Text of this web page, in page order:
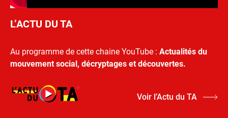
L’ACTU DU TA
Au programme de cette chaine YouTube : Actualités du
mouvement social, décryptages et découvertes.
Voir l’Actu du TA